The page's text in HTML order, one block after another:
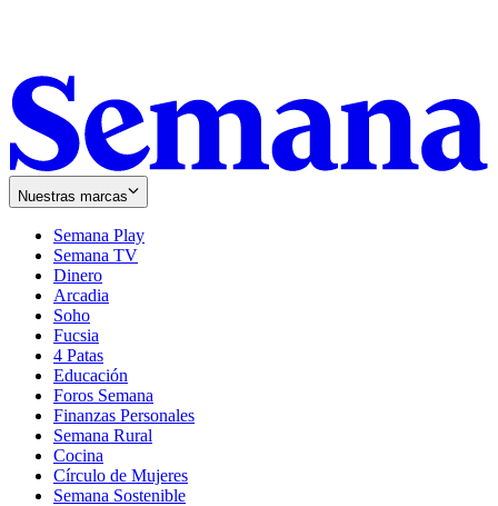
Nuestras marcas
Semana Play
Semana TV
Dinero
Arcadia
Soho
in
new
window
Fucsia
in
new
window
4 Patas
Educación
Foros Semana
Finanzas Personales
Semana Rural
Cocina
Círculo de Mujeres
Semana Sostenible